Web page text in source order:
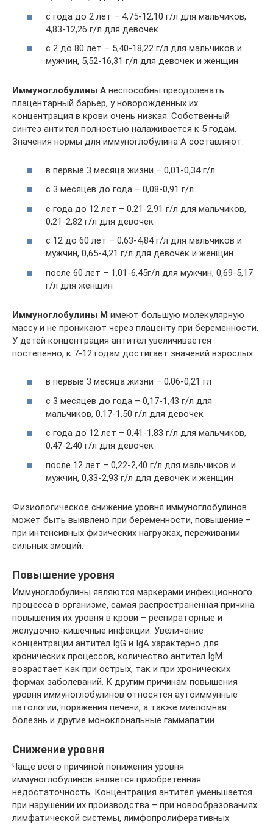
с года до 2 лет – 4,75-12,10 г/л для мальчиков,
4,83-12,26 г/л для девочек
с 2 до 80 лет – 5,40-18,22 г/л для мальчиков и
мужчин, 5,52-16,31 г/л для девочек и женщин
Иммуноглобулины A неспособны преодолевать
плацентарный барьер, у новорожденных их
концентрация в крови очень низкая. Собственный
синтез антител полностью налаживается к 5 годам.
Значения нормы для иммуноглобулина A составляют:
в первые 3 месяца жизни – 0,01-0,34 г/л
с 3 месяцев до года – 0,08-0,91 г/л
с года до 12 лет – 0,21-2,91 г/л для мальчиков,
0,21-2,82 г/л для девочек
с 12 до 60 лет – 0,63-4,84 г/л для мальчиков и
мужчин, 0,65-4,21 г/л для девочек и женщин
после 60 лет – 1,01-6,45г/л для мужчин, 0,69-5,17
г/л для женщин
Иммуноглобулины M имеют большую молекулярную
массу и не проникают через плаценту при беременности.
У детей концентрация антител увеличивается
постепенно, к 7-12 годам достигает значений взрослых:
в первые 3 месяца жизни – 0,06-0,21 гл
с 3 месяцев до года – 0,17-1,43 г/л для
мальчиков, 0,17-1,50 г/л для девочек
с года до 12 лет – 0,41-1,83 г/л для мальчиков,
0,47-2,40 г/л для девочек
после 12 лет – 0,22-2,40 г/л для мальчиков и
мужчин, 0,33-2,93 г/л для девочек и женщин
Физиологическое снижение уровня иммуноглобулинов
может быть выявлено при беременности, повышение –
при интенсивных физических нагрузках, переживании
сильных эмоций.
Повышение уровня
Иммуноглобулины являются маркерами инфекционного
процесса в организме, самая распространенная причина
повышения их уровня в крови – респираторные и
желудочно-кишечные инфекции. Увеличение
концентрации антител IgG и IgA характерно для
хронических процессов, количество антител IgM
возрастает как при острых, так и при хронических
формах заболеваний. К другим причинам повышения
уровня иммуноглобулинов относятся аутоиммунные
патологии, поражения печени, а также миеломная
болезнь и другие моноклональные гаммапатии.
Снижение уровня
Чаще всего причиной понижения уровня
иммуноглобулинов является приобретенная
недостаточность. Концентрация антител уменьшается
при нарушении их производства – при новообразованиях
лимфатической системы, лимфопролиферативных